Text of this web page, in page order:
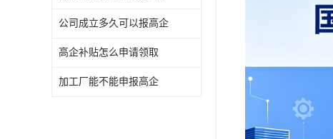
公司成立多久可以报高企
高企补贴怎么申请领取
加工厂能不能申报高企